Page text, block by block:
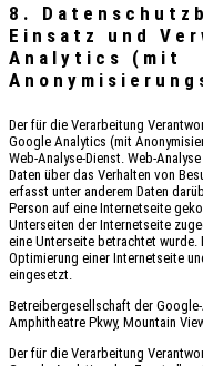
8.
Einsatz und
Analytics (mit
Der für die Verarbeitung
Google Analytics (mit
Web-Analyse-Dienst. Web-
Daten über das Verhalten von
erfasst unter anderem Daten
Person auf eine Internetseite
Unterseiten der Internetseite
eine Unterseite betrachtet wurde.
Optimierung einer Internetseite
eingesetzt.
Betreibergesellschaft der
Amphitheatre Pkwy, Mountain
Der für die Verarbeitung